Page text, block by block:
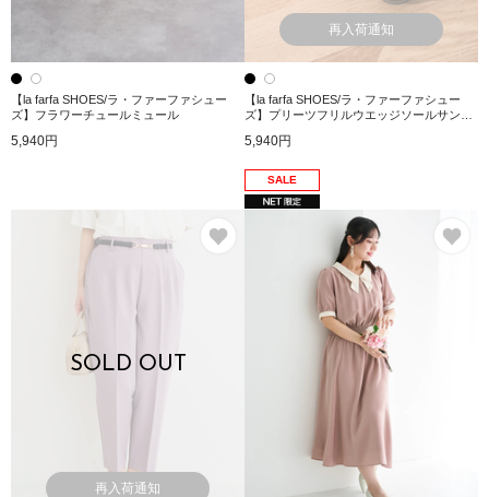
【la farfa SHOES/ラ・ファーファシュー
ズ】フラワーチュールミュール
5,940円
再入荷通知
【la farfa SHOES/ラ・ファーファシュー
ズ】プリーツフリルウエッジソールサンダ
5,940円
SOLD OUT
再入荷通知
SALE